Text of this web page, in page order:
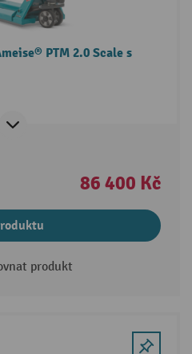
PTM 2.0 Scale s
86 400 Kč
produkt